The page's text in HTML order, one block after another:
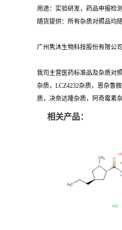
用途：实验研发，药品申报检
随货提供：所有杂质对照品均
广州隽沐生物科技股份有限公
我司主营医药标准品及杂质对
杂质，LCZ4232杂质，恩杂鲁
质，决奈达隆杂质，阿奇霉素
相关产品：